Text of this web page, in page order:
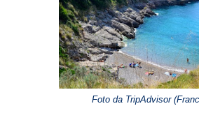
Foto da TripAdvisor